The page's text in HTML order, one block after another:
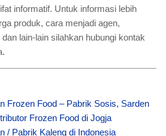
informatif. Untuk informasi lebih
produk, cara menjadi agen,
lain-lain silahkan hubungi kontak
Frozen Food – Pabrik Sosis, Sarden
Frozen Food di Jogja
/ Pabrik Kaleng di Indonesia